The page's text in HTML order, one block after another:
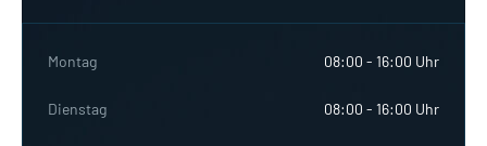
Montag 08:00 - 16:00 Uhr
Dienstag 08:00 - 16:00 Uhr